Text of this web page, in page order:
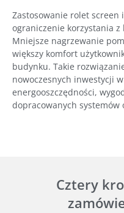
Zastosowanie rolet screen
ograniczenie korzystania
Mniejsze nagrzewanie
większy komfort
budynku. Takie
nowoczesnych inwestycji
energooszczędności,
dopracowanych systemów
Cztery